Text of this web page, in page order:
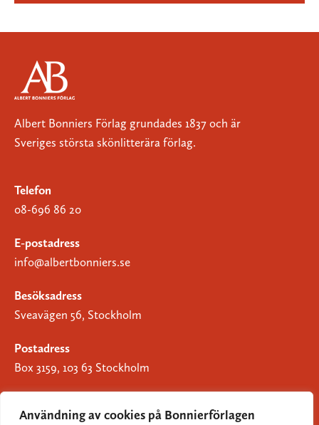
Användning av cookies på Bonnierförlagen
Albert Bonniers Förlag grundades 1837 och är
Sveriges största skönlitterära förlag.
Telefon
08-696 86 20
E-postadress
info@albertbonniers.se
Besöksadress
Sveavägen 56, Stockholm
Postadress
Box 3159, 103 63 Stockholm